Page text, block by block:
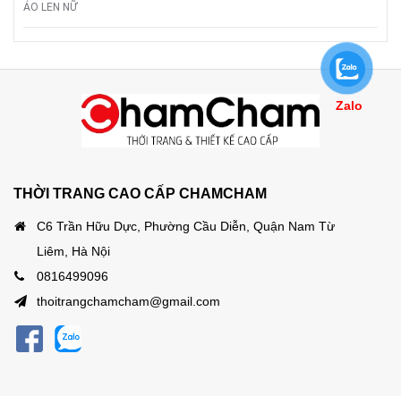
ÁO LEN NỮ
THỜI TRANG CAO CẤP CHAMCHAM
C6 Trần Hữu Dực, Phường Cầu Diễn, Quận Nam Từ
Liêm, Hà Nội
0816499096
thoitrangchamcham@gmail.com
Zalo